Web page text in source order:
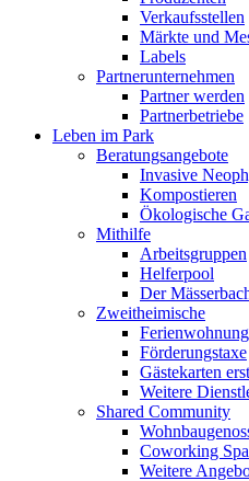
Verkaufsstellen
Märkte und
Labels
Partnerunternehmen
Partner werden
Partnerbetriebe
Leben im Park
Beratungsangebote
Invasive
Kompostieren
Ökologische
Mithilfe
Arbeitsgruppen
Helferpool
Der
Zweitheimische
Förderungstaxe
Gästekarten
Weitere
Shared Community
Coworking
Weitere